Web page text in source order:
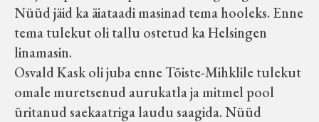
Nüüd jäid ka äiataadi masinad tema hooleks. Enne
tema tulekut oli tallu ostetud ka Helsingen
linamasin.
Osvald Kask oli juba enne Tõiste-Mihklile tulekut
omale muretsenud aurukatla ja mitmel pool
üritanud saekaatriga laudu saagida. Nüüd